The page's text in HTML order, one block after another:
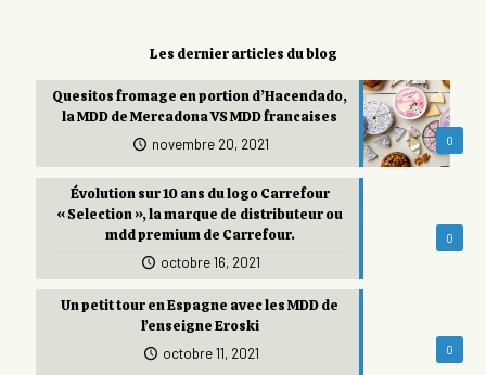
Les dernier articles du blog
0
Quesitos fromage en portion d’Hacendado,
la MDD de Mercadona VS MDD francaises
novembre 20, 2021
0
Évolution sur 10 ans du logo Carrefour
« Selection », la marque de distributeur ou
mdd premium de Carrefour.
octobre 16, 2021
0
Un petit tour en Espagne avec les MDD de
l’enseigne Eroski
octobre 11, 2021